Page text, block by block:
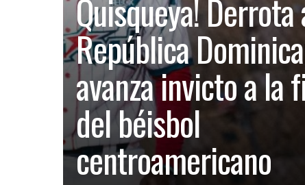
Quisqueya! Derrota
República
avanza invicto a la
del béisbol
centroamericano